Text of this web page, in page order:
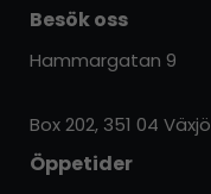
Besök oss
Hammargatan 9
Box 202, 351 04 Växjö
Öppetider